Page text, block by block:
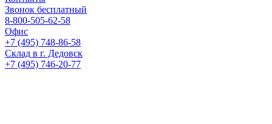
Звонок бесплатный
8-800-505-62-58
Офис
+7 (495) 748-86-58
Склад в г. Дедовск
+7 (495) 746-20-77